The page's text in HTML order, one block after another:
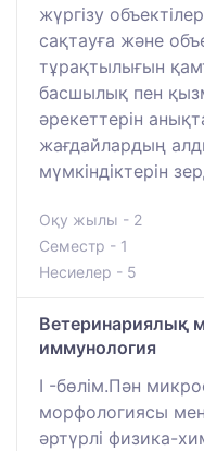
жүргізу
сақтауға және
тұрақтылығын
басшылық пен
әрекеттерін
жағдайлардың
мүмкіндіктерін
Оқу жылы - 2
Семестр - 1
Несиелер - 5
Ветеринариялық
иммунология
I -бөлім.Пән
морфологиясы
әртүрлі физика-